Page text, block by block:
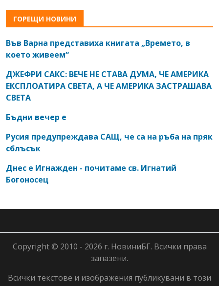
ГОРЕЩИ НОВИНИ
Във Варна представиха книгата „Времето, в
което живеем“
ДЖЕФРИ САКС: ВЕЧЕ НЕ СТАВА ДУМА, ЧЕ АМЕРИКА
ЕКСПЛОАТИРА СВЕТА, А ЧЕ АМЕРИКА ЗАСТРАШАВА
СВЕТА
Бъдни вечер е
Русия предупреждава САЩ, че са на ръба на пряк
сблъсък
Днес е Игнажден - почитаме св. Игнатий
Богоносец
Copyright © 2010 - 2026 г. НовиниБГ. Всички права
запазени.
Всички текстове и изображения публикувани в този